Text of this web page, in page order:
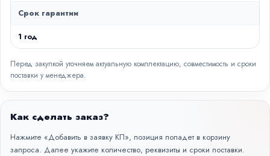
Срок гарантии
1 год
Перед закупкой уточняем актуальную комплектацию, совместимость и сроки
поставки у менеджера.
Как сделать заказ?
Нажмите «Добавить в заявку КП», позиция попадет в корзину
запроса. Далее укажите количество, реквизиты и сроки поставки.